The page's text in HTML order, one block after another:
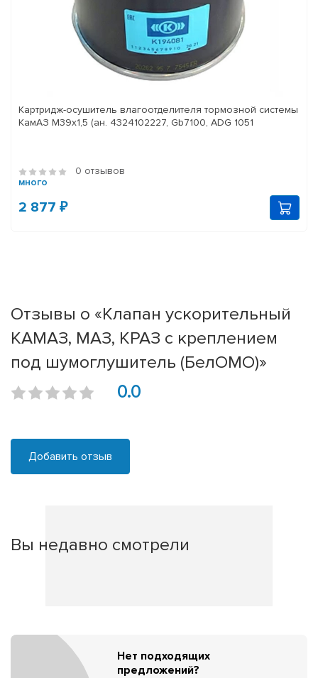
Картридж-осушитель влагоотделителя тормозной системы
КамАЗ M39x1,5 (ан. 4324102227, Gb7100, ADG 1051
0 отзывов
много
2 877 ₽
Отзывы о «Клапан ускорительный
КАМАЗ, МАЗ, КРАЗ с креплением
под шумоглушитель (БелОМО)»
0.0
Добавить отзыв
Вы недавно смотрели
Нет подходящих
предложений?